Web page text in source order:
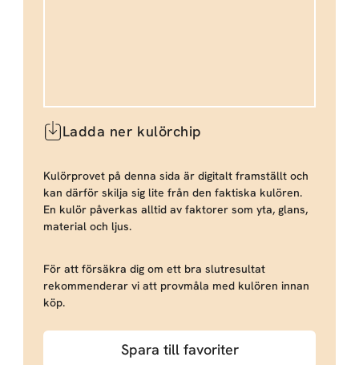
Ladda ner kulörchip
Kulörprovet på denna sida är digitalt framställt och
kan därför skilja sig lite från den faktiska kulören.
En kulör påverkas alltid av faktorer som yta, glans,
material och ljus.
För att försäkra dig om ett bra slutresultat
rekommenderar vi att provmåla med kulören innan
köp.
Spara till favoriter